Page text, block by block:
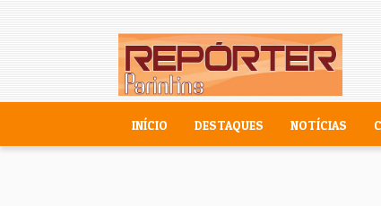
INÍCIO DESTAQUES NOTÍCIAS